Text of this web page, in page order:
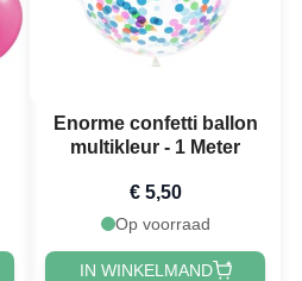
Enorme confetti ballon
multikleur - 1 Meter
€ 5,50
Op voorraad
IN WINKELMAND